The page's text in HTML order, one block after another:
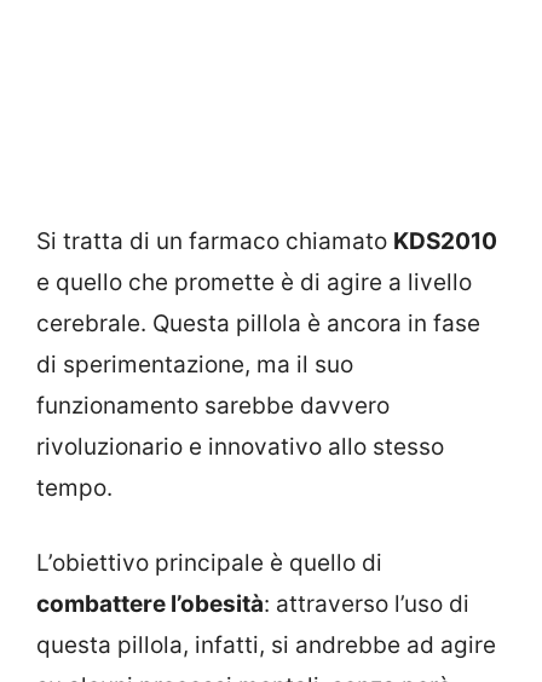
Si tratta di un farmaco chiamato KDS2010
e quello che promette è di agire a livello
cerebrale. Questa pillola è ancora in fase
di sperimentazione, ma il suo
funzionamento sarebbe davvero
rivoluzionario e innovativo allo stesso
tempo.
L’obiettivo principale è quello di
combattere l’obesità: attraverso l’uso di
questa pillola, infatti, si andrebbe ad agire